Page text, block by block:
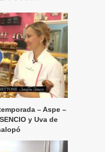
– Aspe –
y Uva de